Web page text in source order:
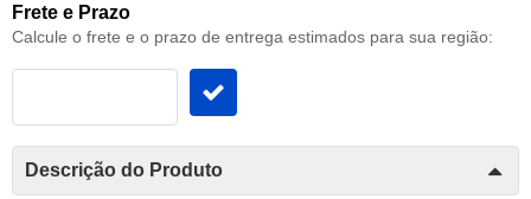
Frete e Prazo
Calcule o frete e o prazo de entrega estimados para sua região:
Descrição do Produto